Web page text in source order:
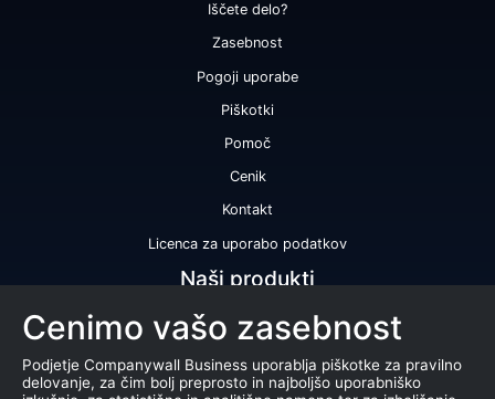
Iščete delo?
Zasebnost
Pogoji uporabe
Piškotki
Pomoč
Cenik
Kontakt
Licenca za uporabo podatkov
Naši produkti
Bonitetna ocena
Bonitetno poročilo
Certifikat bonitetne odličnosti
Cenimo vašo zasebnost
Podjetje Companywall Business uporablja piškotke za pravilno
delovanje, za čim bolj preprosto in najboljšo uporabniško